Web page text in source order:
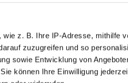
z. B. Ihre IP-Adresse, mithilfe
zuzugreifen und so
sowie Entwicklung von
können Ihre Einwilligung
Referenzen und